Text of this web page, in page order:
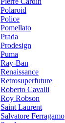
Polaroid
Police
Pomellato
Prada
Prodesign
Puma
Ray-Ban
Renaissance
Retrosuperfuture
Roberto Cavalli
Roy Robson
Saint Laurent
Salvatore Ferragamo